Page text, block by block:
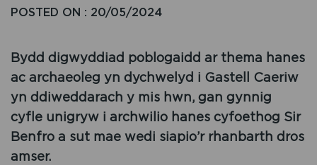
POSTED ON : 20/05/2024
Bydd digwyddiad poblogaidd ar thema hanes
ac archaeoleg yn dychwelyd i Gastell Caeriw
yn ddiweddarach y mis hwn, gan gynnig
cyfle unigryw i archwilio hanes cyfoethog Sir
Benfro a sut mae wedi siapio’r rhanbarth dros
amser.